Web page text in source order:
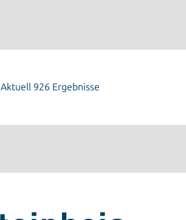
Aktuell 926 Ergebnisse